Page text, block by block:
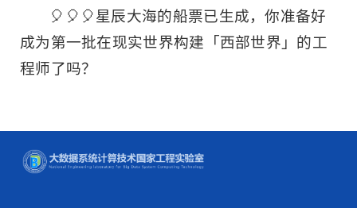
🎈🎈🎈星辰大海的船票已生成，你准备好
成为第一批在现实世界构建「西部世界」的工
程师了吗？